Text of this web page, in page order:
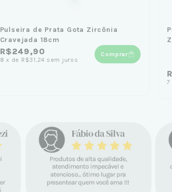
Pulseira de Prata Gota Zircônia
Cravejada 18cm
R$249,90
8 x de R$31,24 sem juros
Comprar
7